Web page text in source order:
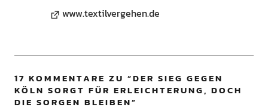
www.textilvergehen.de
17 KOMMENTARE ZU “DER SIEG GEGEN
KÖLN SORGT FÜR ERLEICHTERUNG, DOCH
DIE SORGEN BLEIBEN”